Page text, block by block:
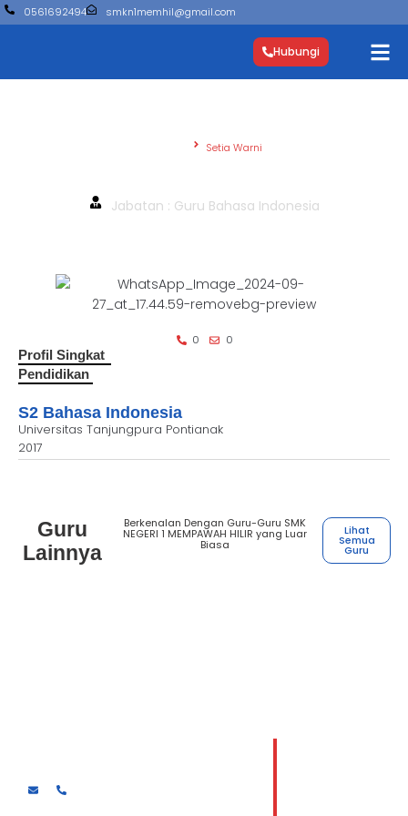
0561692494 smkn1memhil@gmail.com
Hubungi
Setia Warni
Jabatan : Guru Bahasa Indonesia
0 0
Profil Singkat
Pendidikan
S2 Bahasa Indonesia
Universitas Tanjungpura Pontianak
2017
Guru
Lainnya
Berkenalan Dengan Guru-Guru SMK
NEGERI 1 MEMPAWAH HILIR yang Luar
Biasa
Lihat
Semua
Guru